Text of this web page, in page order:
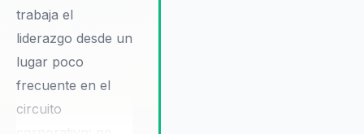
trabaja el
liderazgo desde un
lugar poco
frecuente en el
circuito